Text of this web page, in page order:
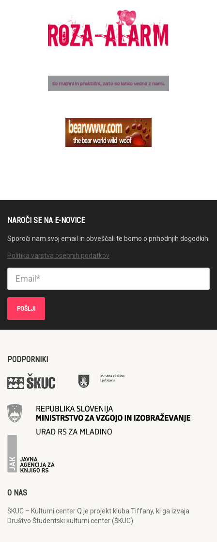
NAROČI SE NA E-NOVICE
Sporoči nam svoj email in obveščali te bomo o prihodnjih dogodkih.
Politika varstva osebnih podatkov
PODPORNIKI
O NAS
ŠKUC – Kulturni center Q je projekt kluba Tiffany, ki ga izvaja
Društvo Študentski kulturni center (ŠKUC).